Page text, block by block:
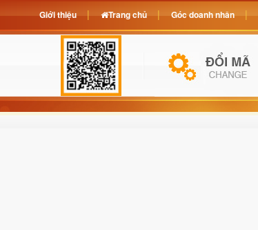
Giới thiệu Trang chủ Góc doanh nhân